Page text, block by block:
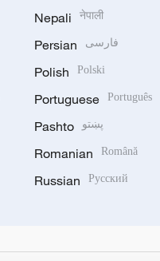
Nepali नेपाली
Persian فارسی
Polish Polski
Portuguese Português
Pashto پښتو
Romanian Română
Russian Русский